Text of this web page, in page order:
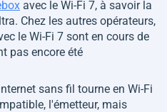
avec le Wi-Fi 7, à savoir la
Chez les autres opérateurs,
le Wi-Fi 7 sont en cours de
pas encore été
sans fil tourne en Wi-Fi
l'émetteur, mais